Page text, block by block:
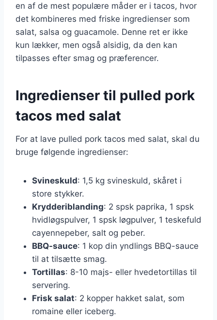
en af de mest populære måder er i tacos, hvor
det kombineres med friske ingredienser som
salat, salsa og guacamole. Denne ret er ikke
kun lækker, men også alsidig, da den kan
tilpasses efter smag og præferencer.
Ingredienser til pulled pork
tacos med salat
For at lave pulled pork tacos med salat, skal du
bruge følgende ingredienser:
Svineskuld: 1,5 kg svineskuld, skåret i
store stykker.
Krydderiblanding: 2 spsk paprika, 1 spsk
hvidløgspulver, 1 spsk løgpulver, 1 teskefuld
cayennepeber, salt og peber.
BBQ-sauce: 1 kop din yndlings BBQ-sauce
til at tilsætte smag.
Tortillas: 8-10 majs- eller hvedetortillas til
servering.
Frisk salat: 2 kopper hakket salat, som
romaine eller iceberg.